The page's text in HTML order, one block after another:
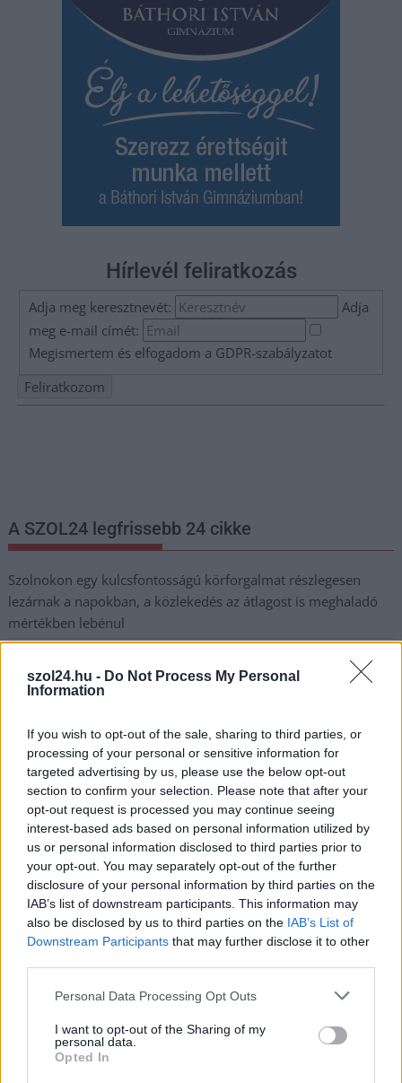
szol24.hu - Do Not Process My Personal
Information
If you wish to opt-out of the sale, sharing to third parties, or
processing of your personal or sensitive information for
targeted advertising by us, please use the below opt-out
section to confirm your selection. Please note that after your
opt-out request is processed you may continue seeing
interest-based ads based on personal information utilized by
us or personal information disclosed to third parties prior to
your opt-out. You may separately opt-out of the further
disclosure of your personal information by third parties on the
IAB’s list of downstream participants. This information may
also be disclosed by us to third parties on the IAB’s List of
Downstream Participants that may further disclose it to other
Please note that this website/app uses one or more Google
not limited to your visit or usage behaviour. You may click to
grant or deny consent to Google and its third-party tags to
use your data for below specified purposes in below Google
Personal Data Processing Opt Outs
I want to opt-out of the Sharing of my
personal data.
Opted In
Hírlevél feliratkozás
Adja meg keresztnevét:
Adja
meg e-mail címét:
Megismertem és elfogadom a GDPR-szabályzatot
A SZOL24 legfrissebb 24 cikke
Szolnokon egy kulcsfontosságú körforgalmat részlegesen
lezárnak a napokban, a közlekedés az átlagost is meghaladó
mértékben lebénul
alapos késések alakultak ki a menetrendhez képest,
kimaradás is előfordult
Ön szerint hogy készül a hamisítatlan szolnoki habos isler?
Országos ellenőrzés indult a hazai akkumulátoripari
üzemekben
Az idei év leglassabb növekedését hozta a június a
kiskereskedelemben
Györfi Mihály több tucat vállalkozással egyeztetett a
kerékpárgyár dolgozóinak megsegítéséről
41 fok fölé forrósodott az ország, Szolnokon pedig egy másik
rekord is megdőlt
Egy telefonhívást akart, végül rendőrök vitték el a mezőtúri
A Tisza kormány minisztere újabb nagy változásokról döntött
a közoktatásban – például az iskolaigazgatók visszakapják
munkáltatói jogaikat